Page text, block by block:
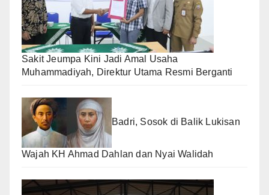
Sakit Jeumpa Kini Jadi Amal Usaha
Muhammadiyah, Direktur Utama Resmi Berganti
Badri, Sosok di Balik Lukisan
Wajah KH Ahmad Dahlan dan Nyai Walidah